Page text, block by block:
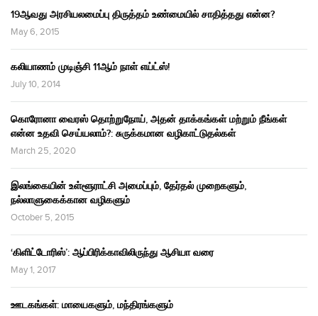
19ஆவது அரசியலமைப்பு திருத்தம் உண்மையில் சாதித்தது என்ன?
May 6, 2015
கலியாணம் முடிஞ்சி 11ஆம் நாள் எய்ட்ஸ்!
July 10, 2014
கொரோனா வைரஸ் தொற்றுநோய், அதன் தாக்கங்கள் மற்றும் நீங்கள்
என்ன உதவி செய்யலாம்?: சுருக்கமான வழிகாட்டுதல்கள்
March 25, 2020
இலங்கையின் உள்ளூராட்சி அமைப்பும், தேர்தல் முறைகளும்,
நல்லாளுகைக்கான வழிகளும்
October 5, 2015
‘கிளிட்டோரிஸ்’: ஆப்பிரிக்காவிலிருந்து ஆசியா வரை
May 1, 2017
ஊடகங்கள்: மாயைகளும், மந்திரங்களும்